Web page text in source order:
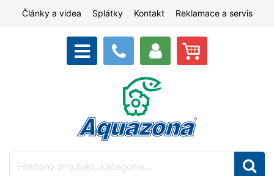
Články a videa Splátky Kontakt Reklamace a servis